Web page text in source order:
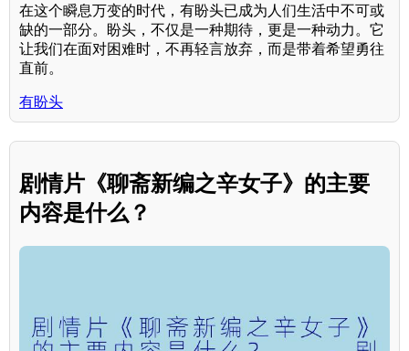
在这个瞬息万变的时代，有盼头已成为人们生活中不可或
缺的一部分。盼头，不仅是一种期待，更是一种动力。它
让我们在面对困难时，不再轻言放弃，而是带着希望勇往
直前。
有盼头
剧情片《聊斋新编之辛女子》的主要
内容是什么？